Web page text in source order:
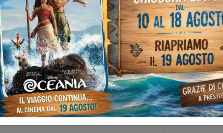
Genere:Animazione
Lingua:Italiano
Regia:J. Favreau
Anno:2026
Con:Lucasfilm, Golem Creations, Ian
Bryce Productions
TRAMA